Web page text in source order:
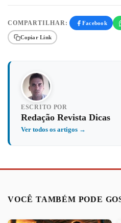
COMPARTILHAR: Facebook
Copiar Link
ESCRITO POR
Redação Revista Dicas
Ver todos os artigos →
VOCÊ TAMBÉM PODE